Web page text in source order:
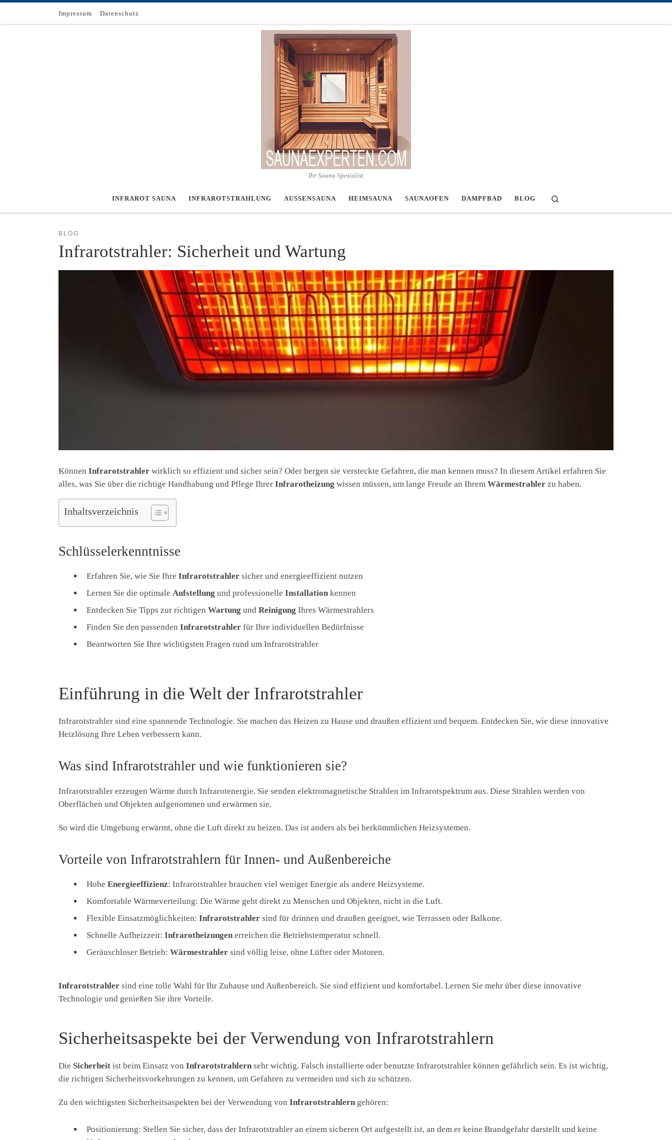
Zum Inhalt springenImpressum Datenschutz
Ihr Sauna Spezialist
INFRAROT SAUNA INFRAROTSTRAHLUNG AUSSENSAUNA HEIMSAUNA SAUNAOFEN DAMPFBAD BLOG
BLOG
Infrarotstrahler: Sicherheit und Wartung
Können Infrarotstrahler wirklich so effizient und sicher sein? Oder bergen sie versteckte Gefahren, die man kennen muss? In diesem Artikel erfahren Sie
alles, was Sie über die richtige Handhabung und Pflege Ihrer Infrarotheizung wissen müssen, um lange Freude an Ihrem Wärmestrahler zu haben.
Inhaltsverzeichnis
Schlüsselerkenntnisse
Erfahren Sie, wie Sie Ihre Infrarotstrahler sicher und energieeffizient nutzen
Lernen Sie die optimale Aufstellung und professionelle Installation kennen
Entdecken Sie Tipps zur richtigen Wartung und Reinigung Ihres Wärmestrahlers
Finden Sie den passenden Infrarotstrahler für Ihre individuellen Bedürfnisse
Beantworten Sie Ihre wichtigsten Fragen rund um Infrarotstrahler
Einführung in die Welt der Infrarotstrahler
Infrarotstrahler sind eine spannende Technologie. Sie machen das Heizen zu Hause und draußen effizient und bequem. Entdecken Sie, wie diese innovative
Heizlösung Ihre Leben verbessern kann.
Was sind Infrarotstrahler und wie funktionieren sie?
Infrarotstrahler erzeugen Wärme durch Infrarotenergie. Sie senden elektromagnetische Strahlen im Infrarotspektrum aus. Diese Strahlen werden von
Oberflächen und Objekten aufgenommen und erwärmen sie.
So wird die Umgebung erwärmt, ohne die Luft direkt zu heizen. Das ist anders als bei herkömmlichen Heizsystemen.
Vorteile von Infrarotstrahlern für Innen- und Außenbereiche
Hohe Energieeffizienz: Infrarotstrahler brauchen viel weniger Energie als andere Heizsysteme.
Komfortable Wärmeverteilung: Die Wärme geht direkt zu Menschen und Objekten, nicht in die Luft.
Flexible Einsatzmöglichkeiten: Infrarotstrahler sind für drinnen und draußen geeignet, wie Terrassen oder Balkone.
Schnelle Aufheizzeit: Infrarotheizungen erreichen die Betriebstemperatur schnell.
Geräuschloser Betrieb: Wärmestrahler sind völlig leise, ohne Lüfter oder Motoren.
Infrarotstrahler sind eine tolle Wahl für Ihr Zuhause und Außenbereich. Sie sind effizient und komfortabel. Lernen Sie mehr über diese innovative
Technologie und genießen Sie ihre Vorteile.
Sicherheitsaspekte bei der Verwendung von Infrarotstrahlern
Die Sicherheit ist beim Einsatz von Infrarotstrahlern sehr wichtig. Falsch installierte oder benutzte Infrarotstrahler können gefährlich sein. Es ist wichtig,
die richtigen Sicherheitsvorkehrungen zu kennen, um Gefahren zu vermeiden und sich zu schützen.
Zu den wichtigsten Sicherheitsaspekten bei der Verwendung von Infrarotstrahlern gehören:
Positionierung: Stellen Sie sicher, dass der Infrarotstrahler an einem sicheren Ort aufgestellt ist, an dem er keine Brandgefahr darstellt und keine